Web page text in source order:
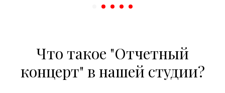
Что такое "Отчетный
концерт" в нашей студии?